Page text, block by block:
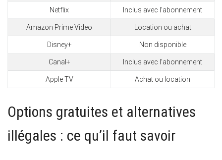
Netflix Inclus avec l’abonnement
Amazon Prime Video Location ou achat
Disney+ Non disponible
Canal+ Inclus avec l’abonnement
Apple TV Achat ou location
Options gratuites et alternatives
illégales : ce qu’il faut savoir